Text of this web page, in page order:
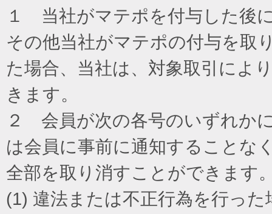
１ 当社がマテポを付与した後
その他当社がマテポの付与を取
た場合、当社は、対象取引によ
きます。
２ 会員が次の各号のいずれか
は会員に事前に通知することな
全部を取り消すことができます
(1) 違法または不正行為を行った